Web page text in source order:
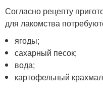
Согласно рецепту
для лакомства
ягоды;
сахарный песок;
вода;
картофельный